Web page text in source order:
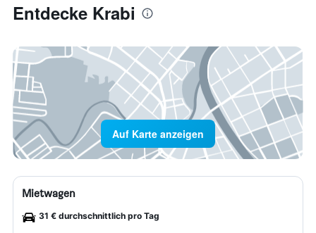
Entdecke Krabi
Auf Karte anzeigen
Mietwagen
31 € durchschnittlich pro Tag